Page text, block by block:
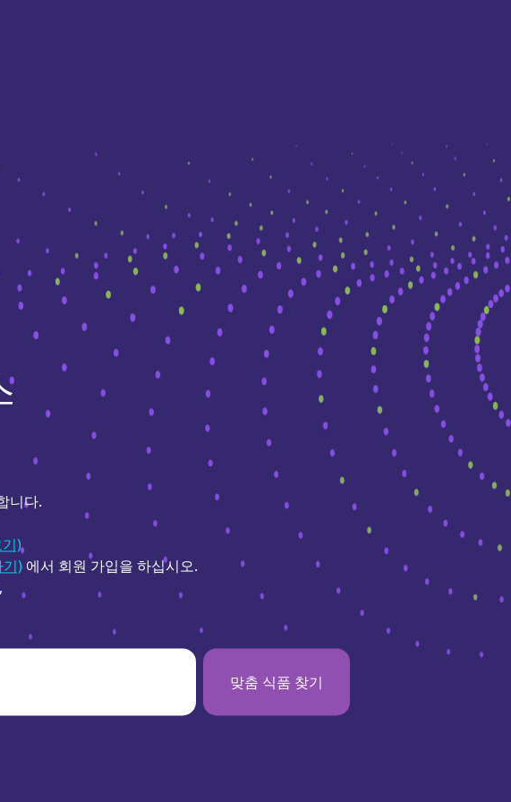
니다.
)
) 에서 회원 가입을 하십시오.
맞춤 식품 찾기